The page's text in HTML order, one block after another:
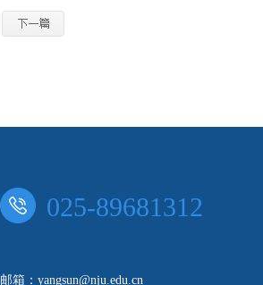
025-89681312
邮箱：yangsun@nju.edu.cn